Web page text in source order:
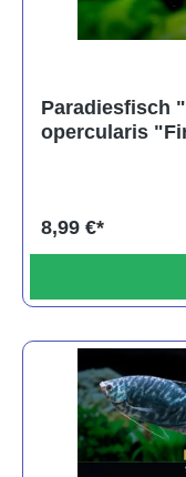
Paradiesfisch
opercularis
8,99 €*